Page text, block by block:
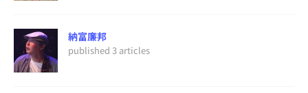
納富廉邦
published 3 articles